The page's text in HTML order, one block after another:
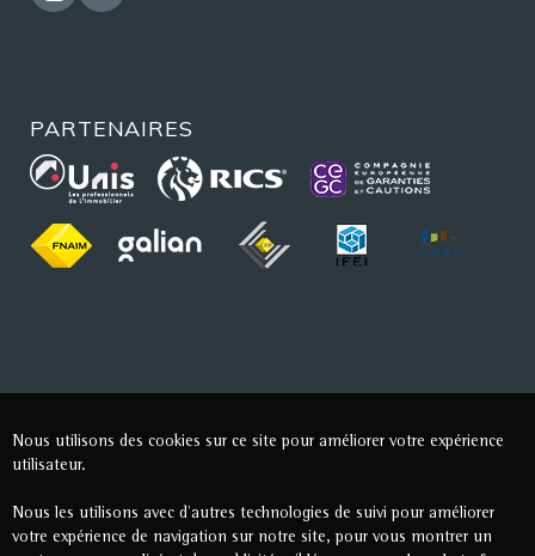
PARTENAIRES
Nous utilisons des cookies sur ce site pour améliorer votre expérience
utilisateur.
Nous les utilisons avec d'autres technologies de suivi pour améliorer
votre expérience de navigation sur notre site, pour vous montrer un